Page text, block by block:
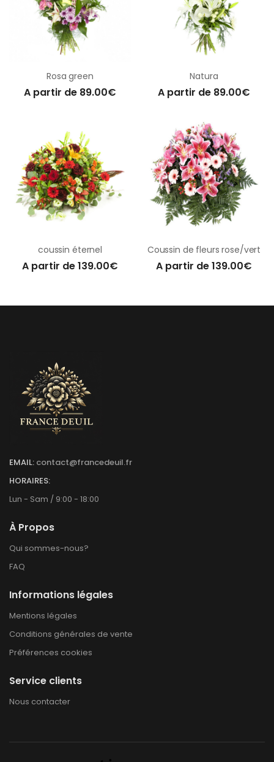
Rosa green
A partir de 89.00€
Natura
A partir de 89.00€
coussin éternel
A partir de 139.00€
Coussin de fleurs rose/vert
A partir de 139.00€
EMAIL: contact@francedeuil.fr
HORAIRES:
Lun - Sam / 9:00 - 18:00
À Propos
Qui sommes-nous?
FAQ
Informations légales
Mentions légales
Conditions générales de vente
Préférences cookies
Service clients
Nous contacter